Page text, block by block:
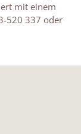
mit einem
520 337 oder